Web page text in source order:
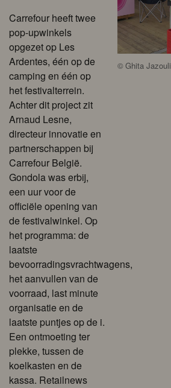
Carrefour heeft twee
pop-upwinkels
opgezet op Les
Ardentes, één op de
camping en één op
het festivalterrein.
Achter dit project zit
Arnaud Lesne,
directeur innovatie en
partnerschappen bij
Carrefour België.
Gondola was erbij,
een uur voor de
officiële opening van
de festivalwinkel. Op
het programma: de
laatste
bevoorradingsvrachtwagens,
het aanvullen van de
voorraad, last minute
organisatie en de
laatste puntjes op de i.
Een ontmoeting ter
plekke, tussen de
koelkasten en de
kassa. Retailnews
©Ghita Jazouli